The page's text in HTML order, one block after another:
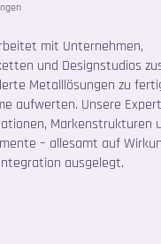
mit Unternehmen,
und Designstudios
Metalllösungen zu
aufwerten. Unsere
Markenstrukturen
– allesamt auf
ausgelegt.